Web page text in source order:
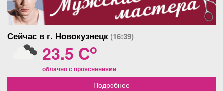
Сейчас в г. Новокузнецк (16:39)
23.5 Co
облачно с прояснениями
Подробнее